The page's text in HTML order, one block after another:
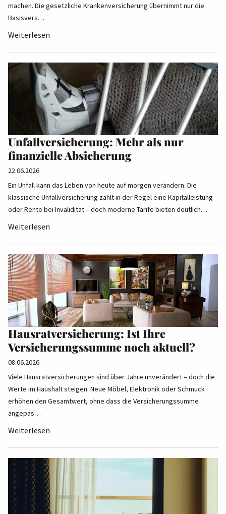
machen. Die gesetzliche Krankenversicherung übernimmt nur die
Basisvers…
Weiterlesen
Unfallversicherung: Mehr als nur
finanzielle Absicherung
22.06.2026
Ein Unfall kann das Leben von heute auf morgen verändern. Die
klassische Unfallversicherung zahlt in der Regel eine Kapitalleistung
oder Rente bei Invalidität – doch moderne Tarife bieten deutlich…
Weiterlesen
Hausratversicherung: Ist Ihre
Versicherungssumme noch aktuell?
08.06.2026
Viele Hausratversicherungen sind über Jahre unverändert – doch die
Werte im Haushalt steigen. Neue Möbel, Elektronik oder Schmuck
erhöhen den Gesamtwert, ohne dass die Versicherungssumme
angepas…
Weiterlesen